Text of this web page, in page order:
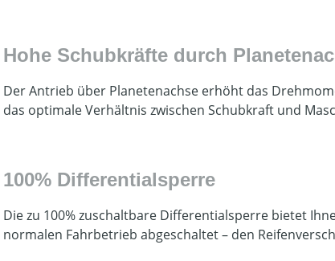
Hohe Schubkräfte durch
Der Antrieb über Planetenachse erhöht das
das optimale Verhältnis zwischen Schubkraft und
100% Differentialsperre
Die zu 100% zuschaltbare Differentialsperre bietet
normalen Fahrbetrieb abgeschaltet – den